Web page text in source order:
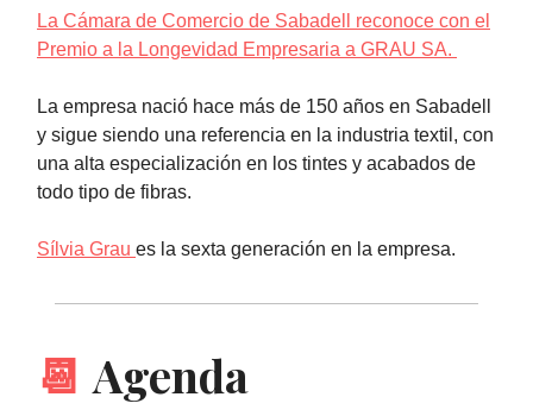
La Cámara de Comercio de Sabadell reconoce con el
Premio a la Longevidad Empresaria a GRAU SA.
La empresa nació hace más de 150 años en Sabadell
y sigue siendo una referencia en la industria textil, con
una alta especialización en los tintes y acabados de
todo tipo de fibras.
Sílvia Grau es la sexta generación en la empresa.
📆 Agenda